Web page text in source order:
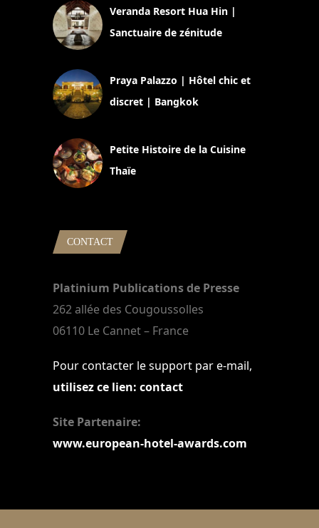
Veranda Resort Hua Hin |
Sanctuaire de zénitude
Praya Palazzo | Hôtel chic et
discret | Bangkok
Petite Histoire de la Cuisine
Thaïe
CONTACT
Platinium Publications de Presse
262 allée des Cougoussolles
06110 Le Cannet – France
Pour contacter le support par e-mail,
utilisez ce lien: contact
Site Partenaire:
www.european-hotel-awards.com